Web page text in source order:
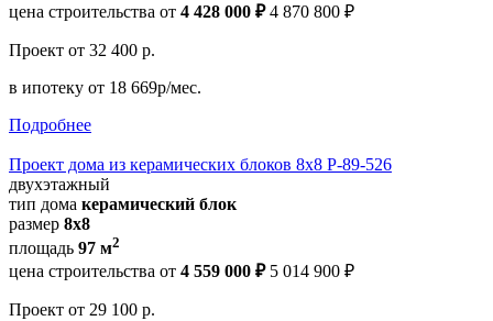
цена строительства от 4 428 000 ₽ 4 870 800 ₽
Проект от 32 400 р.
в ипотеку от 18 669р/мес.
Подробнее
Проект дома из керамических блоков 8х8 Р-89-526
двухэтажный
тип дома керамический блок
размер 8х8
площадь 97 м2
цена строительства от 4 559 000 ₽ 5 014 900 ₽
Проект от 29 100 р.